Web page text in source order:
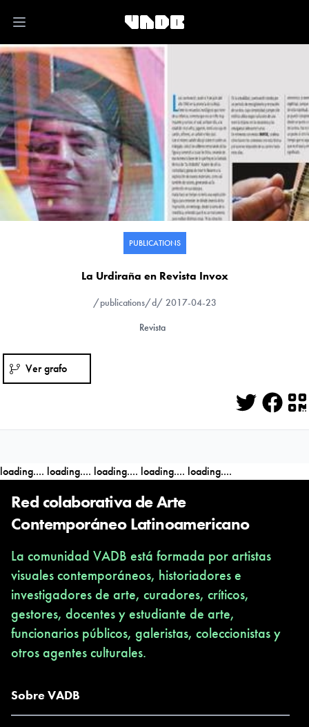
Open main menu
PUBLICATIONS
La Urdiraña en Revista Invox
/publications/d/ 2017-04-23
Revista
Ver grafo
Twitter
loading.... loading.... loading.... loading.... loading....
Red colaborativa de Arte
Contemporáneo Latinoamericano
La comunidad VADB está formada por artistas
visuales contemporáneos, historiadores e
investigadores de arte, curadores, críticos,
gestores, docentes y estudiante de arte,
funcionarios públicos, galeristas, coleccionistas y
otros agentes culturales.
Sobre VADB